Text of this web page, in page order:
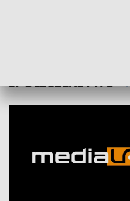
SPOŁECZEŃSTWO